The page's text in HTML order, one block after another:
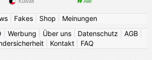
| Fakes| Shop
Meinungen
Werbung Über uns Datenschutz AGB
Kontakt FAQ